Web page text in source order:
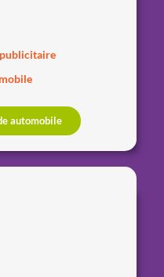
automobile